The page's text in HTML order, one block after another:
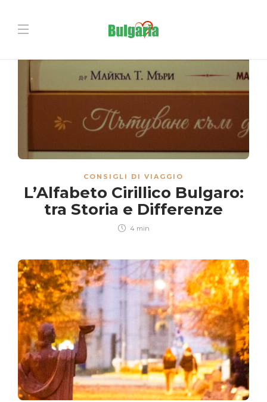
CONSIGLI DI VIAGGIO
L’Alfabeto Cirillico Bulgaro:
tra Storia e Differenze
4 min